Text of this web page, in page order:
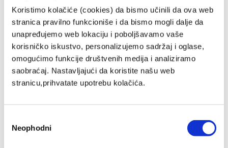
Koristimo kolačiće (cookies) da bismo učinili da ova web
stranica pravilno funkcioniše i da bismo mogli dalje da
unapređujemo web lokaciju i poboljšavamo vaše
korisničko iskustvo, personalizujemo sadržaj i oglase,
omogućimo funkcije društvenih medija i analiziramo
saobraćaj. Nastavljajući da koristite našu web
stranicu,prihvatate upotrebu kolačića.
сагласности
Neophodni